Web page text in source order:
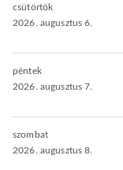
csütörtök
2026. augusztus 6.
péntek
2026. augusztus 7.
szombat
2026. augusztus 8.